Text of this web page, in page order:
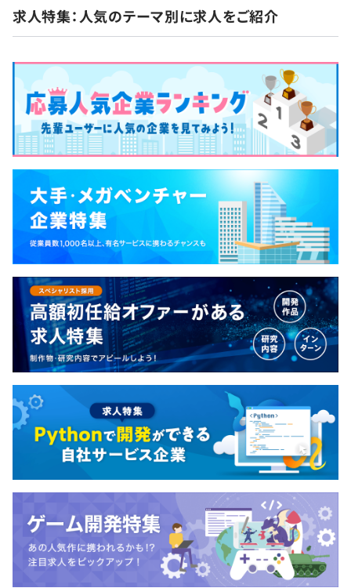
求人特集：人気のテーマ別に求人をご紹介